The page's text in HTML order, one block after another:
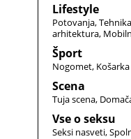
Lifestyle
Potovanja Tehnika
arhitektura
Šport
Nogomet Košarka
Scena
Tuja scena
Vse o seksu
Seksi nasveti